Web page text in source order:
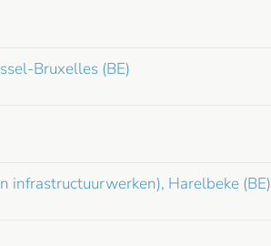
Bruxelles (BE)
infrastructuurwerken), Harelbeke (BE)